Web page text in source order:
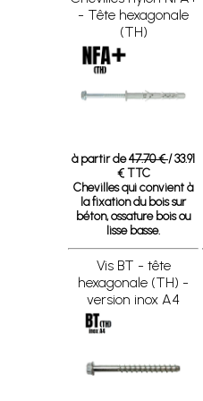
- Tête hexagonale
(TH)
à partir de47.70 €/ 33.91
€ TTC
Chevilles qui convient à
la fixation du bois sur
béton, ossature bois ou
lisse basse.
Vis BT - tête
hexagonale (TH) -
version inox A4